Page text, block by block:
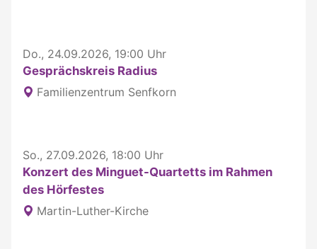
Do., 24.09.2026, 19:00 Uhr
Gesprächskreis Radius
Familienzentrum Senfkorn
So., 27.09.2026, 18:00 Uhr
Konzert des Minguet-Quartetts im Rahmen
des Hörfestes
Martin-Luther-Kirche